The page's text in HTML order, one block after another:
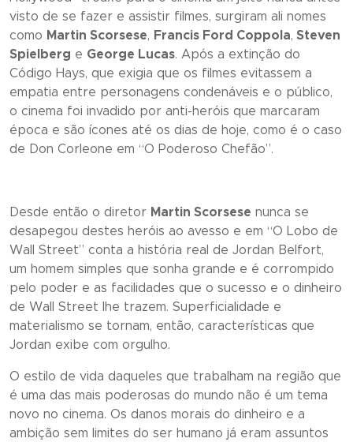
Contato
visto de se fazer e assistir filmes, surgiram ali nomes
como Martin Scorsese, Francis Ford Coppola, Steven
Spielberg e George Lucas. Após a extinção do
Código Hays, que exigia que os filmes evitassem a
empatia entre personagens condenáveis e o público,
o cinema foi invadido por anti-heróis que marcaram
época e são ícones até os dias de hoje, como é o caso
de Don Corleone em “O Poderoso Chefão”.
Desde então o diretor Martin Scorsese nunca se
desapegou destes heróis ao avesso e em “O Lobo de
Wall Street” conta a história real de Jordan Belfort,
um homem simples que sonha grande e é corrompido
pelo poder e as facilidades que o sucesso e o dinheiro
de Wall Street lhe trazem. Superficialidade e
materialismo se tornam, então, características que
Jordan exibe com orgulho.
O estilo de vida daqueles que trabalham na região que
é uma das mais poderosas do mundo não é um tema
novo no cinema. Os danos morais do dinheiro e a
ambição sem limites do ser humano já eram assuntos